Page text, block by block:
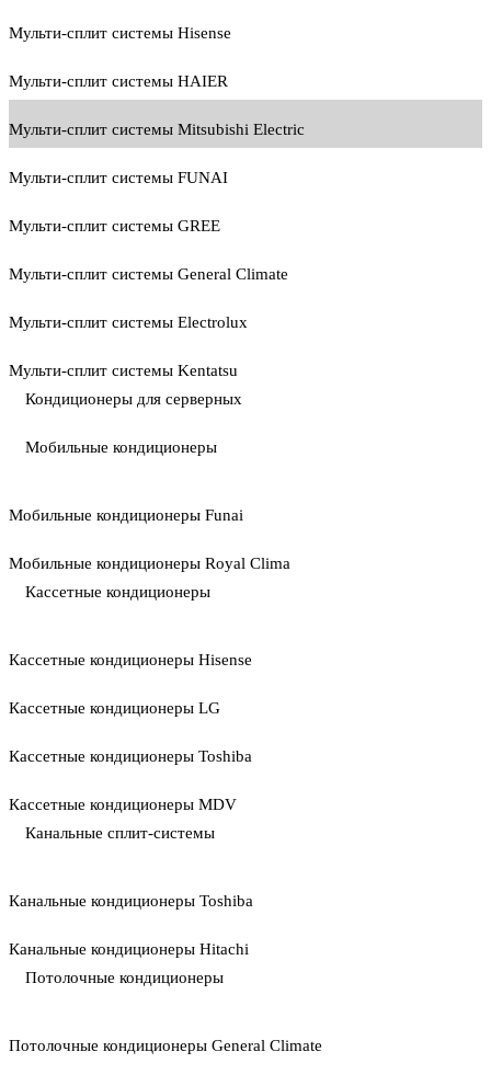
Мульти-сплит системы Hisense
Мульти-сплит системы HAIER
Мульти-сплит системы Mitsubishi Electric
Мульти-сплит системы FUNAI
Мульти-сплит системы GREE
Мульти-сплит системы General Climate
Мульти-сплит системы Electrolux
Мульти-сплит системы Kentatsu
Кондиционеры для серверных
Мобильные кондиционеры
Мобильные кондиционеры Funai
Мобильные кондиционеры Royal Clima
Кассетные кондиционеры
Кассетные кондиционеры Hisense
Кассетные кондиционеры LG
Кассетные кондиционеры Toshiba
Кассетные кондиционеры MDV
Канальные сплит-системы
Канальные кондиционеры Toshiba
Канальные кондиционеры Hitachi
Потолочные кондиционеры
Потолочные кондиционеры General Climate